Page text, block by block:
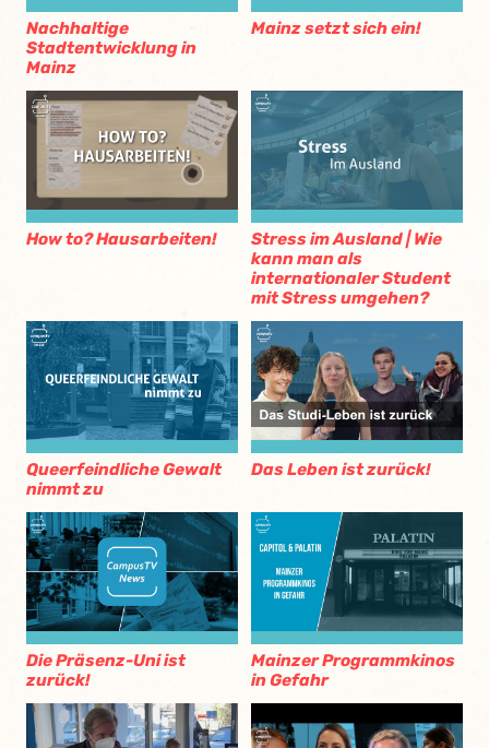
Nachhaltige
Stadtentwicklung in
Mainz
Mainz setzt sich ein!
How to? Hausarbeiten!
Stress im Ausland | Wie
kann man als
internationaler Student
mit Stress umgehen?
Queerfeindliche Gewalt
nimmt zu
Das Leben ist zurück!
Die Präsenz-Uni ist
zurück!
Mainzer Programmkinos
in Gefahr